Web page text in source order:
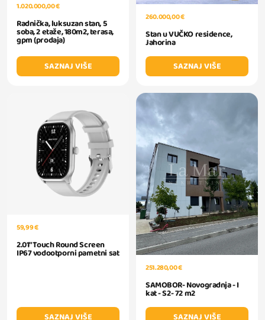
1.020.000,00 €
Radnička, luksuzan stan, 5
soba, 2 etaže, 180m2, terasa,
gpm (prodaja)
SAZNAJ VIŠE
260.000,00 €
Stan u VUČKO residence,
Jahorina
SAZNAJ VIŠE
59,99 €
2.01" Touch Round Screen
IP67 vodootporni pametni sat
SAZNAJ VIŠE
251.280,00 €
SAMOBOR- Novogradnja - I
kat - S2- 72 m2
SAZNAJ VIŠE